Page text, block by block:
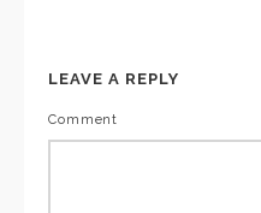
LEAVE A REPLY
Comment